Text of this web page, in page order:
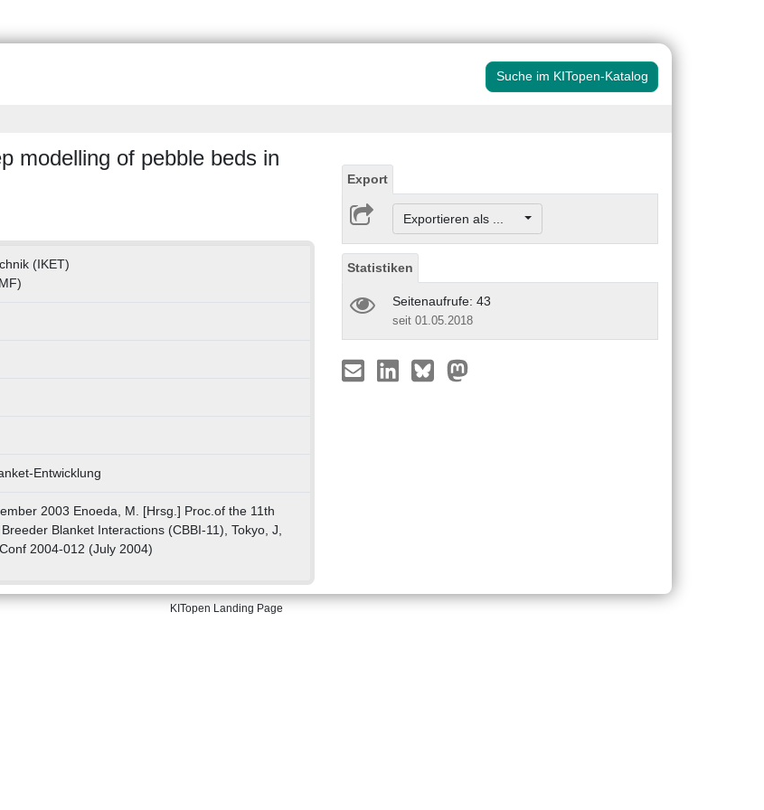
Suche im KITopen-Katalog
modelling of pebble beds in
(IKET)
Entwicklung
2003 Enoeda, M. [Hrsg.] Proc.of the 11th
Blanket Interactions (CBBI-11), Tokyo, J,
2004-012 (July 2004)
Export
Exportieren als ...
Statistiken
Seitenaufrufe: 43
seit 01.05.2018
KITopen Landing Page